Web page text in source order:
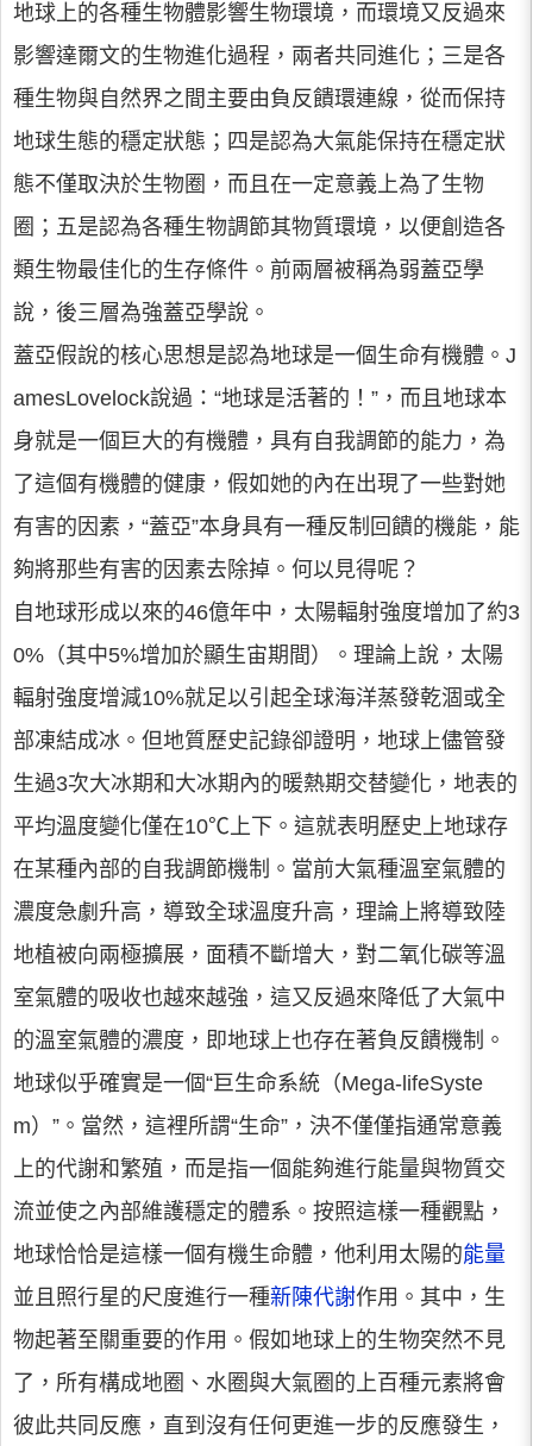
地球上的各種生物體影響生物環境，而環境又反過來
影響達爾文的生物進化過程，兩者共同進化；三是各
種生物與自然界之間主要由負反饋環連線，從而保持
地球生態的穩定狀態；四是認為大氣能保持在穩定狀
態不僅取決於生物圈，而且在一定意義上為了生物
圈；五是認為各種生物調節其物質環境，以便創造各
類生物最佳化的生存條件。前兩層被稱為弱蓋亞學
說，後三層為強蓋亞學說。
蓋亞假說的核心思想是認為地球是一個生命有機體。J
amesLovelock說過：“地球是活著的！”，而且地球本
身就是一個巨大的有機體，具有自我調節的能力，為
了這個有機體的健康，假如她的內在出現了一些對她
有害的因素，“蓋亞”本身具有一種反制回饋的機能，能
夠將那些有害的因素去除掉。何以見得呢？
自地球形成以來的46億年中，太陽輻射強度增加了約3
0%（其中5%增加於顯生宙期間）。理論上說，太陽
輻射強度增減10%就足以引起全球海洋蒸發乾涸或全
部凍結成冰。但地質歷史記錄卻證明，地球上儘管發
生過3次大冰期和大冰期內的暖熱期交替變化，地表的
平均溫度變化僅在10℃上下。這就表明歷史上地球存
在某種內部的自我調節機制。當前大氣種溫室氣體的
濃度急劇升高，導致全球溫度升高，理論上將導致陸
地植被向兩極擴展，面積不斷增大，對二氧化碳等溫
室氣體的吸收也越來越強，這又反過來降低了大氣中
的溫室氣體的濃度，即地球上也存在著負反饋機制。
地球似乎確實是一個“巨生命系統（Mega-lifeSyste
m）”。當然，這裡所謂“生命”，決不僅僅指通常意義
上的代謝和繁殖，而是指一個能夠進行能量與物質交
流並使之內部維護穩定的體系。按照這樣一種觀點，
地球恰恰是這樣一個有機生命體，他利用太陽的能量
並且照行星的尺度進行一種新陳代謝作用。其中，生
物起著至關重要的作用。假如地球上的生物突然不見
了，所有構成地圈、水圈與大氣圈的上百種元素將會
彼此共同反應，直到沒有任何更進一步的反應發生，